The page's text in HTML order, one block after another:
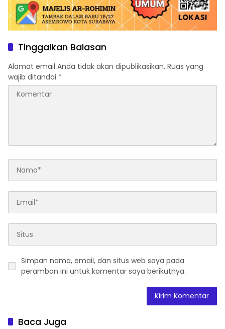
Tinggalkan Balasan
Alamat email Anda tidak akan dipublikasikan. Ruas yang
wajib ditandai *
Simpan nama, email, dan situs web saya pada
peramban ini untuk komentar saya berikutnya.
Baca Juga